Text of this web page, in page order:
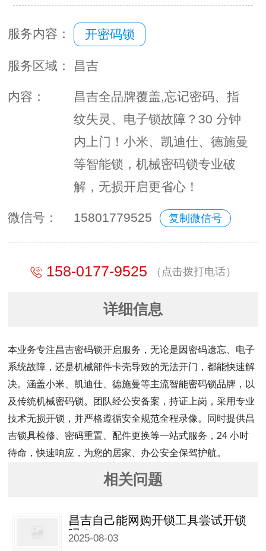
服务内容： 开密码锁
服务区域： 昌吉
内容：
昌吉全品牌覆盖,忘记密码、指
纹失灵、电子锁故障？30 分钟
内上门！小米、凯迪仕、德施曼
等智能锁，机械密码锁专业破
解，无损开启更省心！
微信号： 15801779525 复制微信号
158-0177-9525 （点击拨打电话）
详细信息
本业务专注昌吉密码锁开启服务，无论是因密码遗忘、电子
系统故障，还是机械部件卡壳导致的无法开门，都能快速解
决。涵盖小米、凯迪仕、德施曼等主流智能密码锁品牌，以
及传统机械密码锁。团队经公安备案，持证上岗，采用专业
技术无损开锁，并严格遵循安全规范全程录像。同时提供昌
吉锁具检修、密码重置、配件更换等一站式服务，24 小时
待命，快速响应，为您的居家、办公安全保驾护航。
相关问题
昌吉自己能网购开锁工具尝试开锁
吗？
2025-08-03